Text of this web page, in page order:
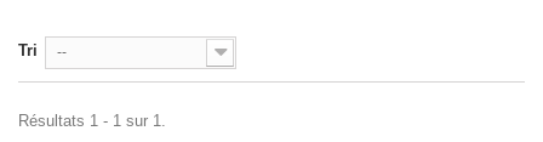
Tri --
Résultats 1 - 1 sur 1.